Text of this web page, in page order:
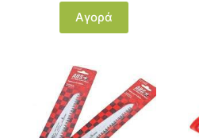
Αγορά